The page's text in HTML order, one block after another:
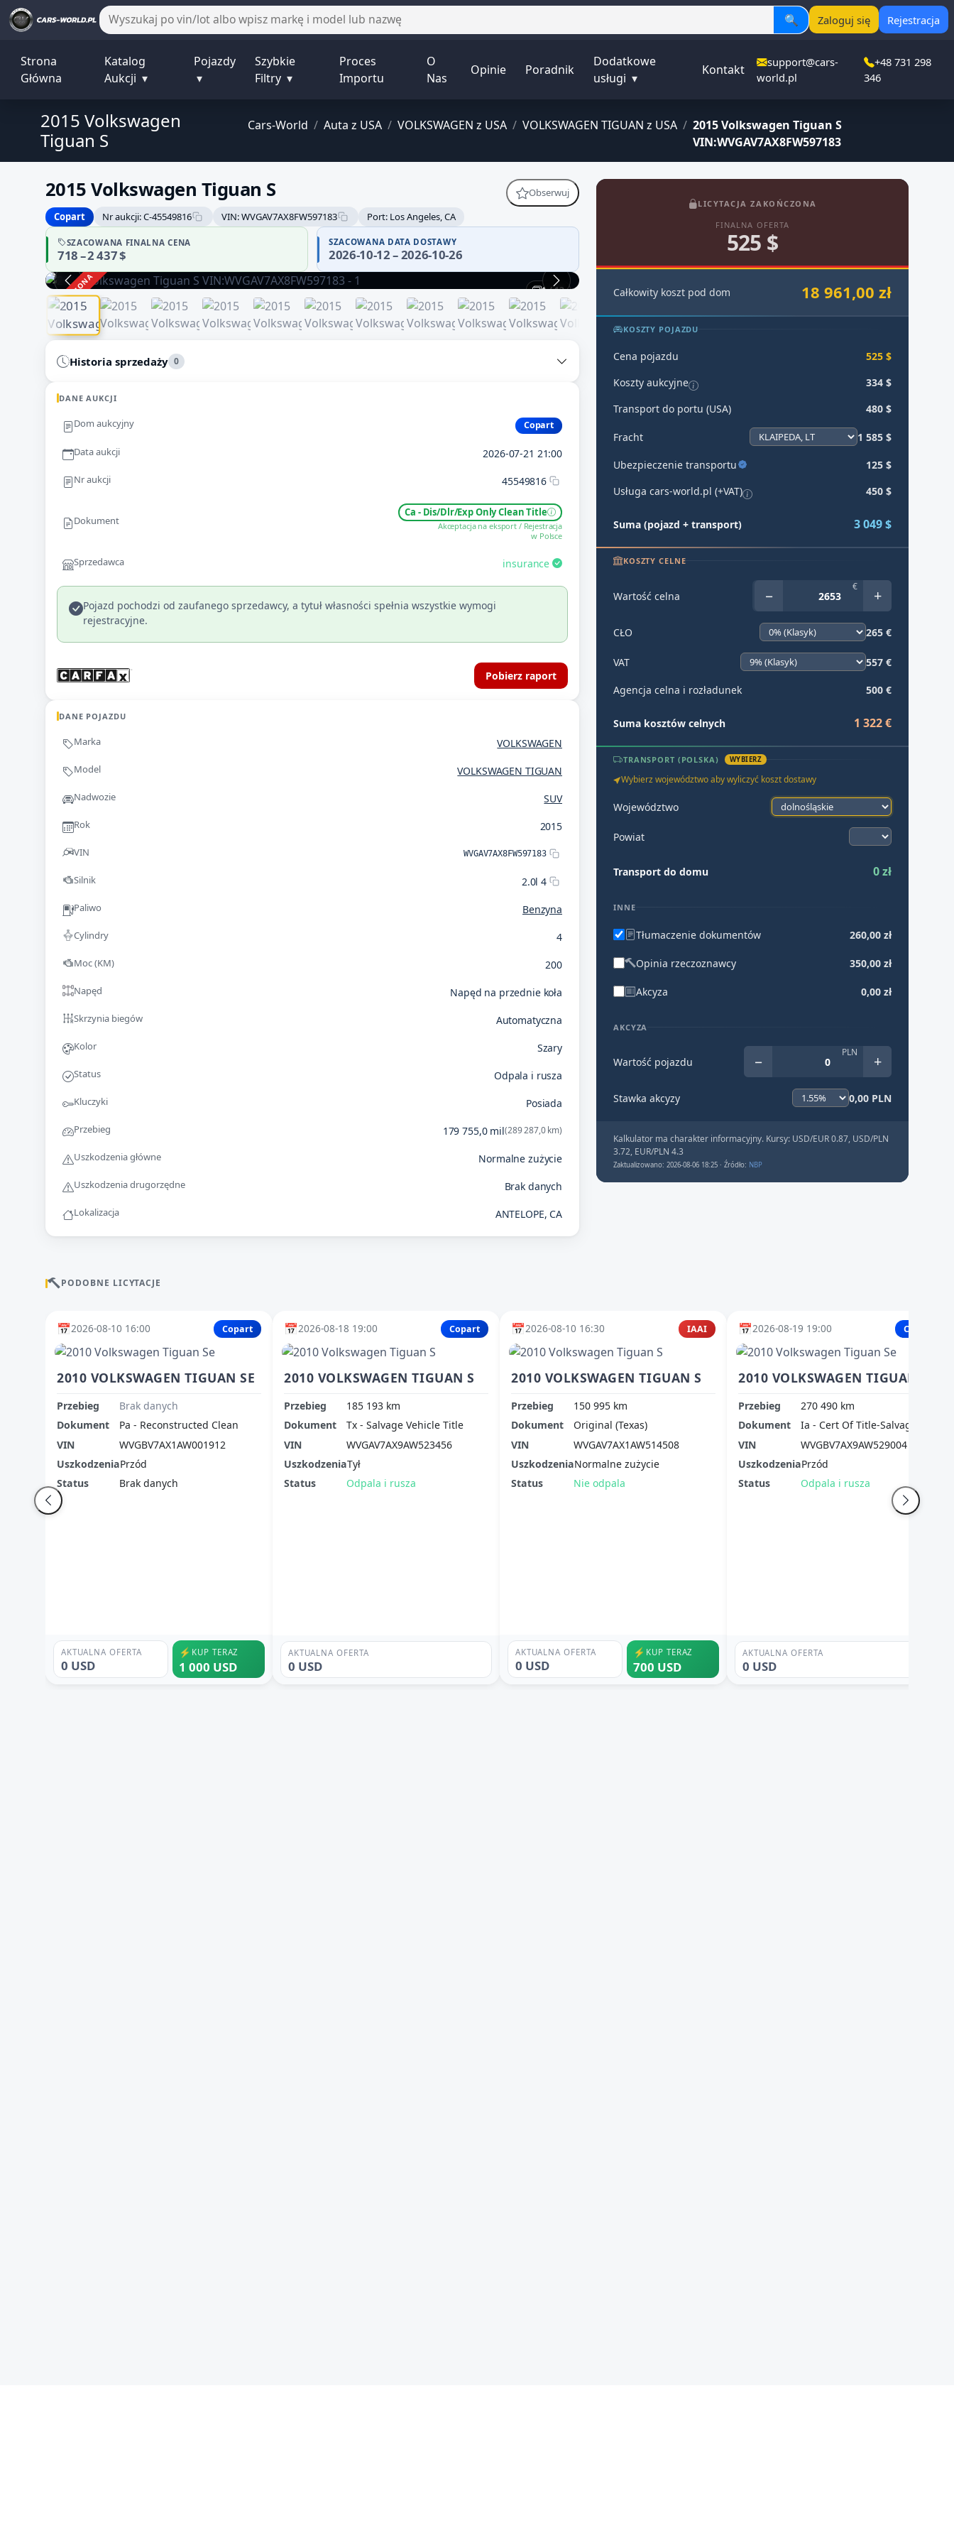
🔍 Zaloguj się Rejestracja
Strona
Główna
Katalog
Aukcji ▾
Pojazdy
▾
Szybkie
Filtry ▾
Proces
Importu
O
Nas
Opinie Poradnik
Dodatkowe
usługi ▾
Kontakt
support@cars-
world.pl
+48 731 298
346
Cars-World / Auta z USA / VOLKSWAGEN z USA / VOLKSWAGEN TIGUAN z USA / 2015 Volkswagen Tiguan S
VIN:WVGAV7AX8FW597183
2015 Volkswagen
Tiguan S
2015 Volkswagen Tiguan S
Obserwuj
Copart
Nr aukcji: C-45549816 VIN: WVGAV7AX8FW597183 Port: Los Angeles, CA
SZACOWANA FINALNA CENA
718 – 2 437 $
SZACOWANA DATA DOSTAWY
2026-10-12 – 2026-10-26
ZAKOŃCZONA 1 / 12
Historia sprzedaży 0
DANE AUKCJI
Dom aukcyjny Copart
Data aukcji 2026-07-21 21:00
Nr aukcji 45549816
Dokument
Ca - Dis/Dlr/Exp Only Clean Title
Akceptacja na eksport / Rejestracja
w Polsce
Sprzedawca insurance
Pojazd pochodzi od zaufanego sprzedawcy, a tytuł własności spełnia wszystkie wymogi
rejestracyjne.
Pobierz raport
DANE POJAZDU
Marka VOLKSWAGEN
Model VOLKSWAGEN TIGUAN
Nadwozie SUV
Rok 2015
VIN WVGAV7AX8FW597183
Silnik 2.0l 4
Paliwo Benzyna
Cylindry 4
Moc (KM) 200
Napęd Napęd na przednie koła
Skrzynia biegów Automatyczna
Kolor Szary
Status Odpala i rusza
Kluczyki Posiada
Przebieg 179 755,0 mil(289 287,0 km)
Uszkodzenia główne Normalne zużycie
Uszkodzenia drugorzędne Brak danych
Lokalizacja ANTELOPE, CA
LICYTACJA ZAKOŃCZONA
FINALNA OFERTA
525 $
Całkowity koszt pod dom 18 961,00 zł
KOSZTY POJAZDU
Cena pojazdu
525 $
Koszty aukcyjne
334 $
Transport do portu (USA)
480 $
Fracht 1 585 $
Ubezpieczenie transportu
125 $
Usługa cars-world.pl (+VAT)
450 $
Suma (pojazd + transport) 3 049 $
KOSZTY CELNE
Wartość celna − € +
CŁO 265 €
VAT 557 €
Agencja celna i rozładunek 500 €
Suma kosztów celnych 1 322 €
TRANSPORT (POLSKA) WYBIERZ
Wybierz województwo aby wyliczyć koszt dostawy
Województwo
Powiat
Transport do domu 0 zł
INNE
Tłumaczenie dokumentów 260,00 zł
Opinia rzeczoznawcy 350,00 zł
Akcyza 0,00 zł
AKCYZA
Wartość pojazdu − PLN +
Stawka akcyzy 0,00 PLN
Kalkulator ma charakter informacyjny. Kursy: USD/EUR 0.87, USD/PLN
3.72, EUR/PLN 4.3
Zaktualizowano: 2026-08-06 18:25 · Źródło: NBP
PODOBNE LICYTACJE
📅2026-08-10 16:00 Copart
2010 VOLKSWAGEN TIGUAN SE
Przebieg
Brak danych
Dokument
Pa - Reconstructed Clean
VIN
WVGBV7AX1AW001912
UszkodzeniaPrzód
Status
Brak danych
AKTUALNA OFERTA
0 USD
⚡ KUP TERAZ
1 000 USD
📅2026-08-18 19:00 Copart
2010 VOLKSWAGEN TIGUAN S
Przebieg
185 193 km
Dokument
Tx - Salvage Vehicle Title
VIN
WVGAV7AX9AW523456
UszkodzeniaTył
Status
Odpala i rusza
AKTUALNA OFERTA
0 USD
📅2026-08-10 16:30 IAAI
2010 VOLKSWAGEN TIGUAN S
Przebieg
150 995 km
Dokument
Original (Texas)
VIN
WVGAV7AX1AW514508
UszkodzeniaNormalne zużycie
Status
Nie odpala
AKTUALNA OFERTA
0 USD
⚡ KUP TERAZ
700 USD
📅2026-08-19 19:00 Copart
2010 VOLKSWAGEN TIGUAN SE
Przebieg
270 490 km
Dokument
Ia - Cert Of Title-Salvage Title
VIN
WVGBV7AX9AW529004
UszkodzeniaPrzód
Status
Odpala i rusza
AKTUALNA OFERTA
0 USD